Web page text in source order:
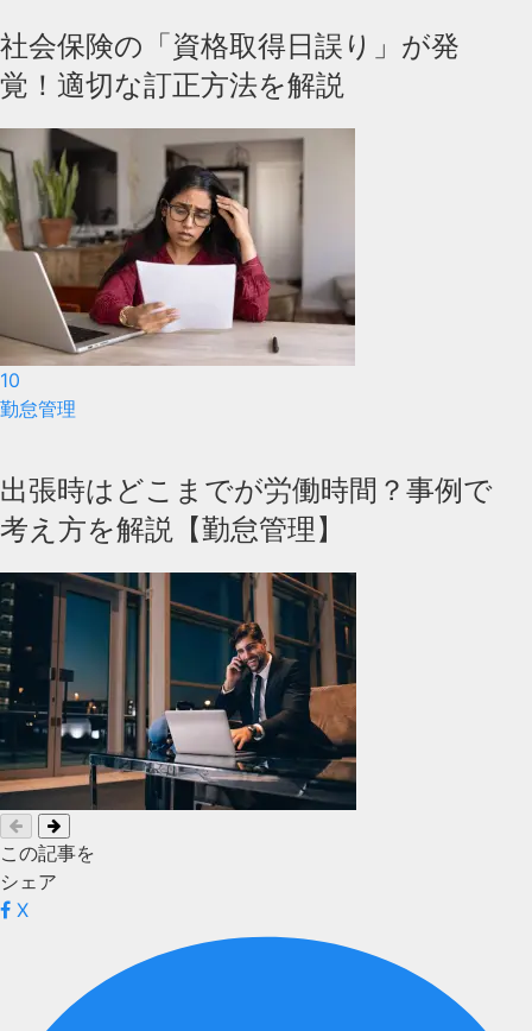
社会保険の「資格取得日誤り」が発
覚！適切な訂正方法を解説
10
勤怠管理
出張時はどこまでが労働時間？事例で
考え方を解説【勤怠管理】
この記事を
シェア
X